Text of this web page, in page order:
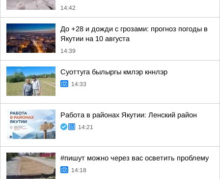
14:42
До +28 и дожди с грозами: прогноз погоды в
Якутии на 10 августа
14:39
Суоттуга былыргы кмлэр кннлэр
14:33
Работа в районах Якутии: Ленский район
14:21
#пишут можно через вас осветить проблему
14:18